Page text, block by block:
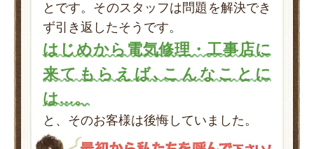
とです。そのスタッフは問題を解決でき
ず引き返したそうです。
はじめから電気修理・工事店に
来てもらえば､こんなことに
は…。
と、そのお客様は後悔していました。